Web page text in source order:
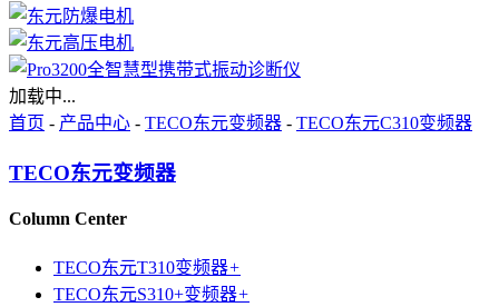
加载中...
首页 - 产品中心 - TECO东元变频器 - TECO东元C310变频器
TECO东元变频器
Column Center
TECO东元T310变频器+
TECO东元S310+变频器+